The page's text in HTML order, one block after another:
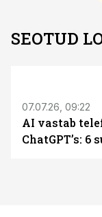
SEOTUD
07.07.26, 09:22
AI vastab
ChatGPT’s: